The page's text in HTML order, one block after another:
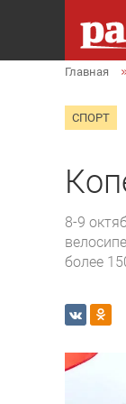
Главная
СПОРТ
8-9
более